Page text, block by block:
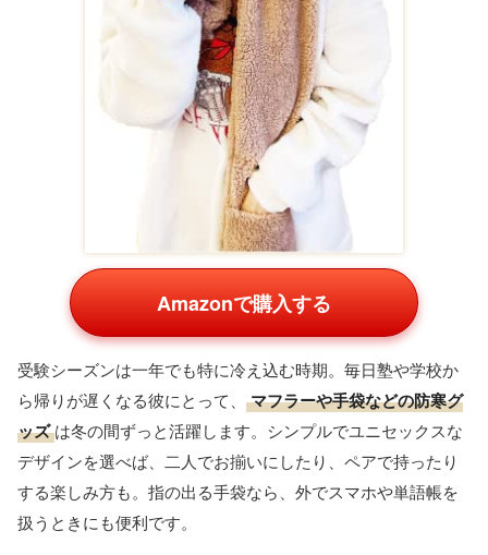
Amazonで購入する
受験シーズンは一年でも特に冷え込む時期。毎日塾や学校か
ら帰りが遅くなる彼にとって、
マフラーや手袋などの防寒グ
ッズ は冬の間ずっと活躍します。シンプルでユニセックスな
デザインを選べば、二人でお揃いにしたり、ペアで持ったり
する楽しみ方も。指の出る手袋なら、外でスマホや単語帳を
扱うときにも便利です。